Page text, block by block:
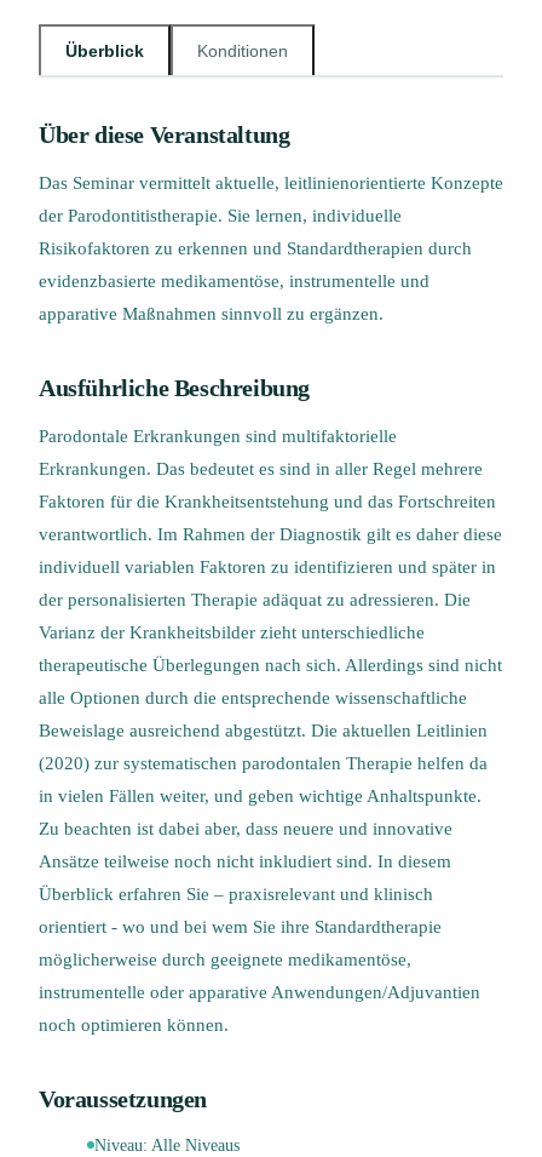
Überblick Konditionen
Über diese Veranstaltung
Das Seminar vermittelt aktuelle, leitlinienorientierte Konzepte
der Parodontitistherapie. Sie lernen, individuelle
Risikofaktoren zu erkennen und Standardtherapien durch
evidenzbasierte medikamentöse, instrumentelle und
apparative Maßnahmen sinnvoll zu ergänzen.
Ausführliche Beschreibung
Parodontale Erkrankungen sind multifaktorielle
Erkrankungen. Das bedeutet es sind in aller Regel mehrere
Faktoren für die Krankheitsentstehung und das Fortschreiten
verantwortlich. Im Rahmen der Diagnostik gilt es daher diese
individuell variablen Faktoren zu identifizieren und später in
der personalisierten Therapie adäquat zu adressieren. Die
Varianz der Krankheitsbilder zieht unterschiedliche
therapeutische Überlegungen nach sich. Allerdings sind nicht
alle Optionen durch die entsprechende wissenschaftliche
Beweislage ausreichend abgestützt. Die aktuellen Leitlinien
(2020) zur systematischen parodontalen Therapie helfen da
in vielen Fällen weiter, und geben wichtige Anhaltspunkte.
Zu beachten ist dabei aber, dass neuere und innovative
Ansätze teilweise noch nicht inkludiert sind. In diesem
Überblick erfahren Sie – praxisrelevant und klinisch
orientiert - wo und bei wem Sie ihre Standardtherapie
möglicherweise durch geeignete medikamentöse,
instrumentelle oder apparative Anwendungen/Adjuvantien
noch optimieren können.
Voraussetzungen
Niveau: Alle Niveaus